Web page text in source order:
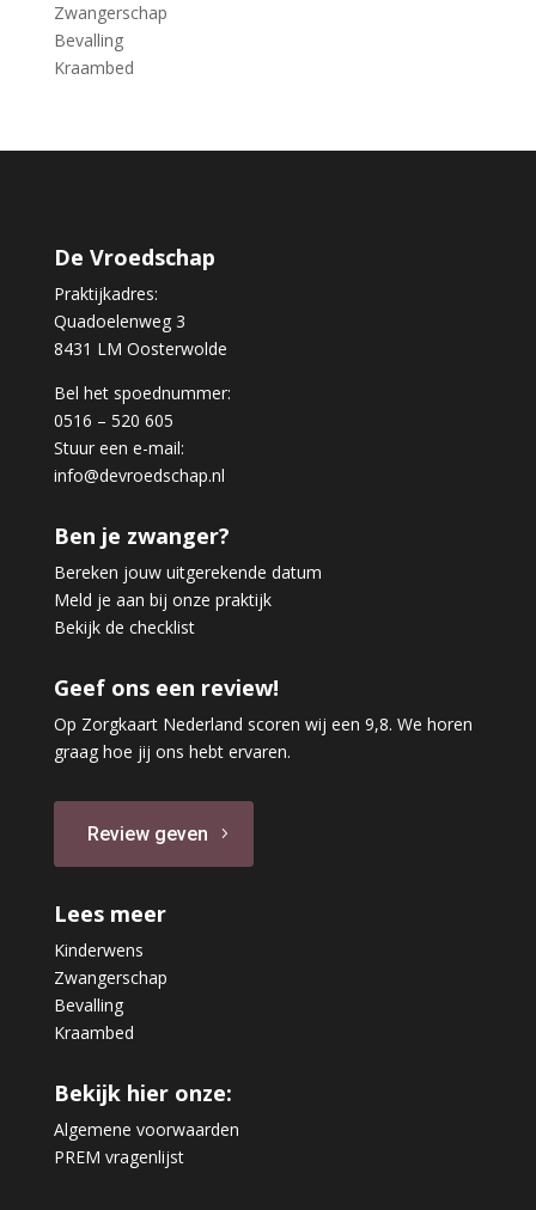
Zwangerschap
Bevalling
Kraambed
De Vroedschap
Praktijkadres:
Quadoelenweg 3
8431 LM Oosterwolde
Bel het spoednummer:
0516 – 520 605
Stuur een e-mail:
info@devroedschap.nl
Ben je zwanger?
Bereken jouw uitgerekende datum
Meld je aan bij onze praktijk
Bekijk de checklist
Geef ons een review!
Op Zorgkaart Nederland scoren wij een 9,8. We horen
graag hoe jij ons hebt ervaren.
Review geven
Lees meer
Kinderwens
Zwangerschap
Bevalling
Kraambed
Bekijk hier onze:
Algemene voorwaarden
PREM vragenlijst